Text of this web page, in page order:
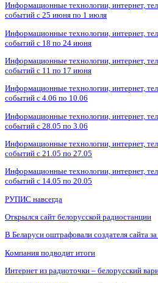
Информационные технологии, интернет,
событий с 25 июня по 1 июля
Информационные технологии, интернет,
событий с 18 по 24 июня
Информационные технологии, интернет,
событий с 11 по 17 июня
Информационные технологии, интернет,
событий с 4.06 по 10.06
Информационные технологии, интернет,
событий с 28.05 по 3.06
Информационные технологии, интернет,
событий с 21.05 по 27.05
Информационные технологии, интернет,
событий с 14.05 по 20.05
РУПИС навсегда
Открылся сайт белорусской радиостанции
В Беларуси оштрафовали создателя сайта
Компания подводит итоги
Интернет из радиоточки – белорусский